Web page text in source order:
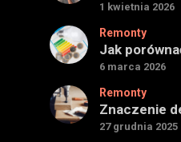
1 kwietnia 2026
Remonty
6 marca 2026
Remonty
27 grudnia 2025